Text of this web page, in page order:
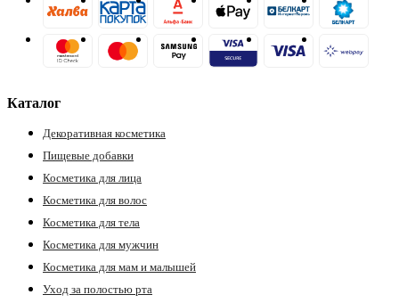
Каталог
Декоративная косметика
Пищевые добавки
Косметика для лица
Косметика для волос
Косметика для тела
Косметика для мужчин
Косметика для мам и малышей
Уход за полостью рта